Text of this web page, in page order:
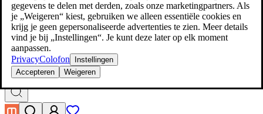
gegevens te delen met derden, zoals onze marketingpartners. Als
je „Weigeren“ kiest, gebruiken we alleen essentiële cookies en
krijg je geen gepersonaliseerde advertenties te zien. Meer details
vind je bij „Instellingen“. Je kunt deze later op elk moment
aanpassen.
PrivacyColofon
Instellingen
Accepteren
Weigeren
Meer dan 1.000 online shops in negen landen
Meer te weten komen
Zoeken
meubel jezelf de beste prijs!meubel jezelf de beste prijs!